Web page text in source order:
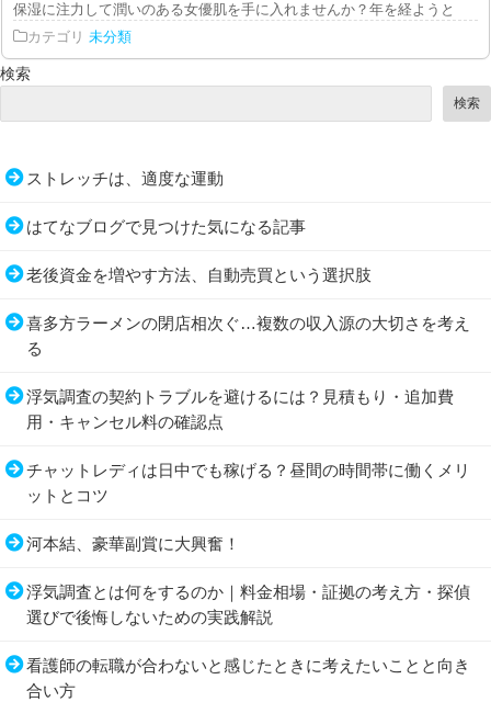
保湿に注力して潤いのある女優肌を手に入れませんか？年を経ようとも損
カテゴリ 未分類
検索
検索
ストレッチは、適度な運動
はてなブログで見つけた気になる記事
老後資金を増やす方法、自動売買という選択肢
喜多方ラーメンの閉店相次ぐ…複数の収入源の大切さを考え
る
浮気調査の契約トラブルを避けるには？見積もり・追加費
用・キャンセル料の確認点
チャットレディは日中でも稼げる？昼間の時間帯に働くメリ
ットとコツ
河本結、豪華副賞に大興奮！
浮気調査とは何をするのか｜料金相場・証拠の考え方・探偵
選びで後悔しないための実践解説
看護師の転職が合わないと感じたときに考えたいことと向き
合い方